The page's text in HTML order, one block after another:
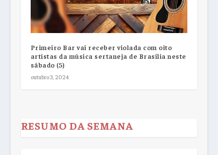
Primeiro Bar vai receber violada com oito
artistas da música sertaneja de Brasília neste
sábado (5)
outubro 3, 2024
RESUMO DA SEMANA